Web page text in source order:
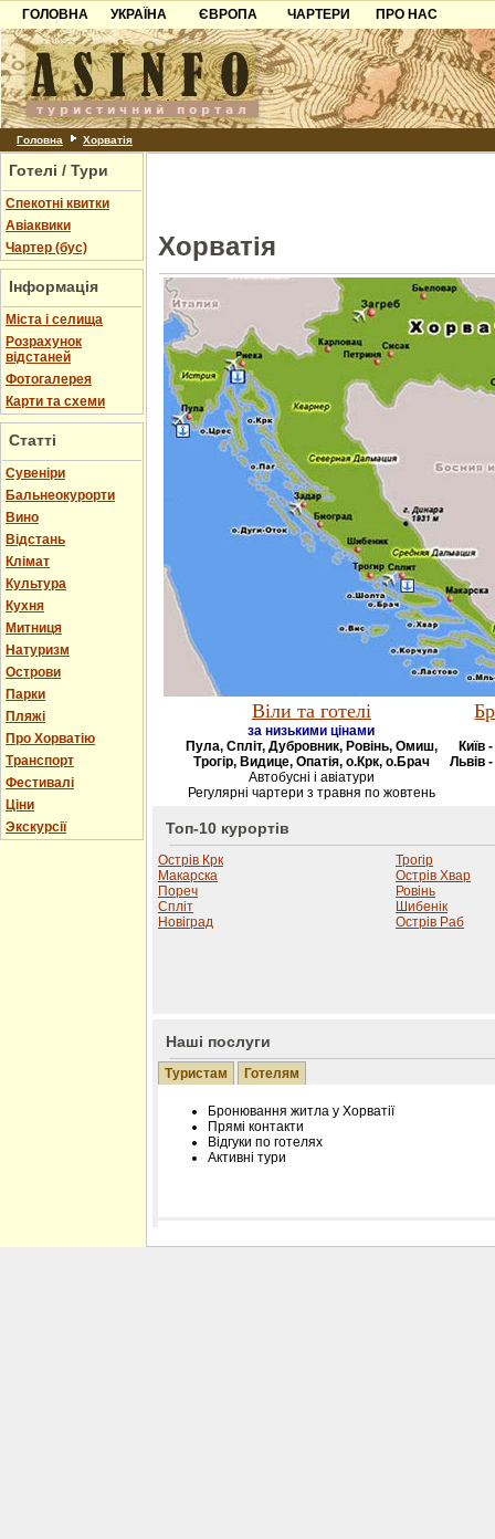
ГОЛОВНА
УКРАЇНА
Карпати
Азов
Причорноморря
Шацьк
ЄВРОПА
Чорногорія
Хорватія
Болгарія
ЧАРТЕРИ
ПРО НАС
Контакти
Партнерам
Додати готель
Головна Хорватія
Готелі / Тури
Спекотні квитки
Авіаквики
Чартер (бус)
Інформація
Міста і селища
Розрахунок
відстаней
Фотогалерея
Карти та схеми
Статті
Cувеніри
Бальнеокурорти
Вино
Відстань
Клімат
Культура
Кухня
Митниця
Натуризм
Острови
Парки
Пляжі
Про Хорватію
Транспорт
Фестивалі
Ціни
Экскурсії
Хорватія
Віли та готелі
за низькими цінами
Пула, Спліт, Дубровник, Ровінь, Омиш,
Трогір, Видице, Опатія, о.Крк, о.Брач
Автобусні і авіатури
Регулярні чартери з травня по жовтень
Київ
Львів
Топ-10 курортів
Острів Крк
Макарска
Пореч
Спліт
Новіград
Трогір
Острів Хвар
Ровінь
Шибенік
Острів Раб
Наші послуги
Туристам Готелям
Бронювання житла у Хорватії
Прямі контакти
Відгуки по готелях
Активні тури
Розміщення інформації про готель на